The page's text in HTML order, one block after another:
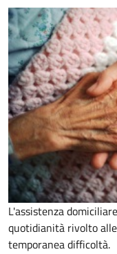
L'assistenza
quotidianità rivolto
temporanea difficoltà.